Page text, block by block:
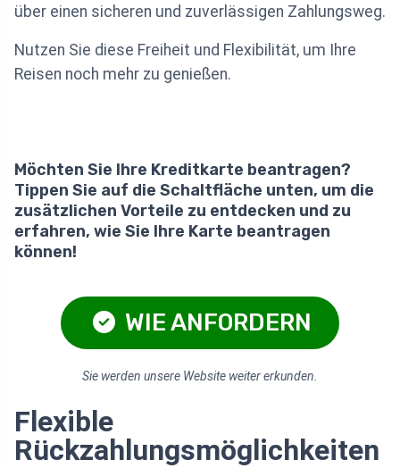
über einen sicheren und zuverlässigen Zahlungsweg.
Nutzen Sie diese Freiheit und Flexibilität, um Ihre
Reisen noch mehr zu genießen.
Möchten Sie Ihre Kreditkarte beantragen?
Tippen Sie auf die Schaltfläche unten, um die
zusätzlichen Vorteile zu entdecken und zu
erfahren, wie Sie Ihre Karte beantragen
können!
WIE ANFORDERN
Sie werden unsere Website weiter erkunden.
Flexible
Rückzahlungsmöglichkeiten